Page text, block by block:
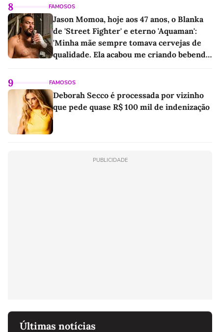
8 FAMOSOS
Jason Momoa, hoje aos 47 anos, o Blanka
de 'Street Fighter' e eterno 'Aquaman':
'Minha mãe sempre tomava cervejas de
qualidade. Ela acabou me criando bebendo
9 FAMOSOS
Deborah Secco é processada por vizinho
que pede quase R$ 100 mil de indenização
PUBLICIDADE
Últimas notícias